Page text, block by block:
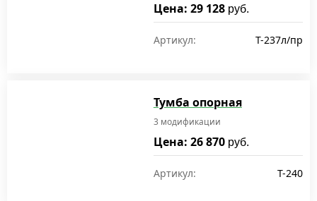
Цена: 29 128 руб.
Артикул: T-237л/пр
Тумба опорная
3 модификации
Цена: 26 870 руб.
Артикул: T-240